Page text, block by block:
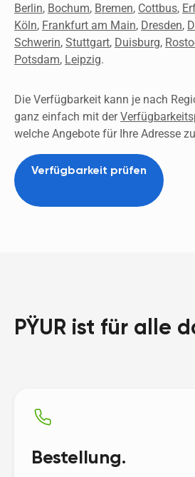
Berlin, Bochum, Bremen, Cottbus,
Köln, Frankfurt am Main, Dresden,
Schwerin, Stuttgart, Duisburg,
Potsdam, Leipzig.
Die Verfügbarkeit kann je nach
ganz einfach mit der
welche Angebote für Ihre Adresse
Verfügbarkeit prüfen
PŸUR ist für alle
Bestellung.